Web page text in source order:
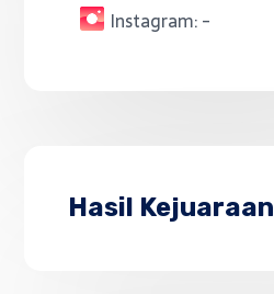
Instagram:-
Hasil Kejuaraan